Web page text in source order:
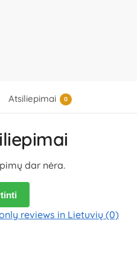
Atsiliepimai 0
dar nėra.
reviews in Lietuvių (0)